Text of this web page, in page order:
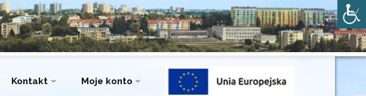
Kontakt Moje konto